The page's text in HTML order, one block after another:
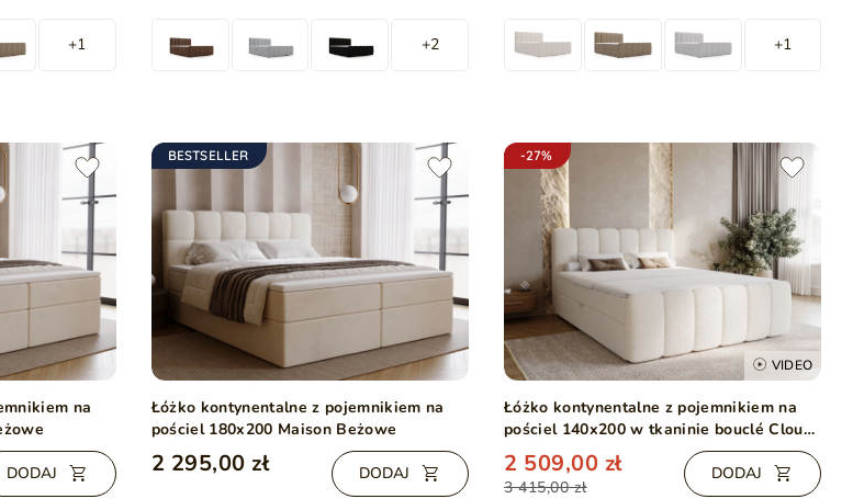
+1 +2 +1
na
DODAJ
BESTSELLER
Łóżko kontynentalne z pojemnikiem na
pościel 180x200 Maison Beżowe
2 295,00 zł DODAJ
-27%
VIDEO
Łóżko kontynentalne z pojemnikiem na
pościel 140x200 w tkaninie bouclé Cloud
Beżowe
3 415,00 zł
2 509,00 zł DODAJ